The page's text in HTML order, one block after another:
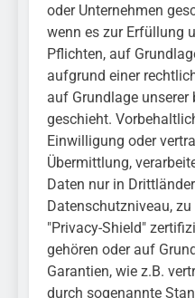
oder Unternehmen
wenn es zur Erfüllung
Pflichten, auf
aufgrund einer
auf Grundlage unserer
geschieht.
Einwilligung oder
Übermittlung,
Daten nur in
Datenschutzniveau,
"Privacy-Shield"
gehören oder auf
Garantien, wie z.B.
durch sogenannte